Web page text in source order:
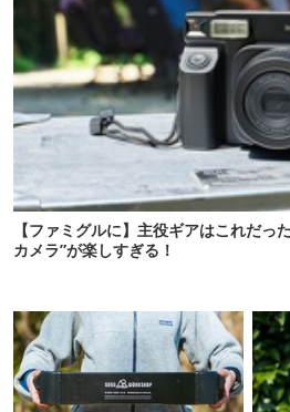
【ファミグルに】主役ギアはこれだっ
カメラ”が楽しすぎる！